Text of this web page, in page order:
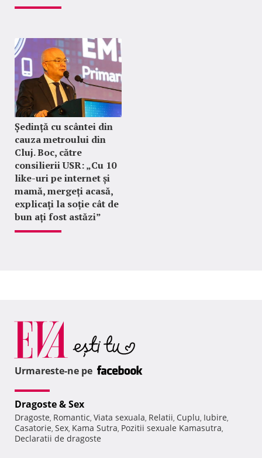
Ședință cu scântei din
cauza metroului din
Cluj. Boc, către
consilierii USR: „Cu 10
like-uri pe internet și
mamă, mergeți acasă,
explicați la soție cât de
bun ați fost astăzi”
Urmareste-ne pe
Dragoste & Sex
Dragoste, Romantic, Viata sexuala, Relatii, Cuplu, Iubire,
Casatorie, Sex, Kama Sutra, Pozitii sexuale Kamasutra,
Declaratii de dragoste